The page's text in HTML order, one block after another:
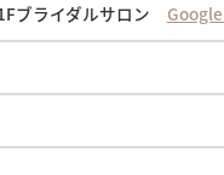
ブライダルサロン